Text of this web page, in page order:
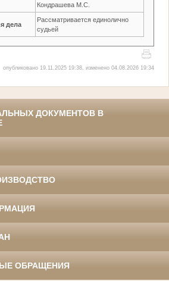
Кондрашева М.С.
дела
Рассматривается единолично
судьей
опубликовано 19.11.2025 19:38, изменено 04.08.2026 19:34
ДОКУМЕНТОВ В
ОБРАЩЕНИЯ